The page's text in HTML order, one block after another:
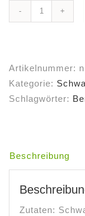
Blue
Sky
Artikelnummer:
Kategorie:
Schlagwörter:
Beschreibung
Zutaten: